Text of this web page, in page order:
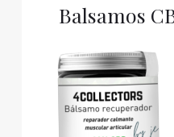
Balsamos